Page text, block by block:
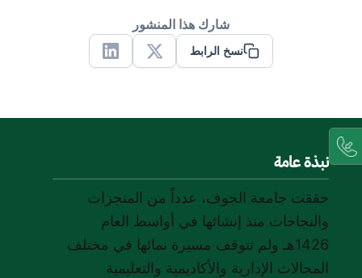
شارك هذا المنشور
نسخ الرابط
X
Linkedin
نبذة عامة
حققت جامعة الجوف، عدداً من المنجزات
والنجاحات منذ إنشائها في أواسط العام
1426هـ ولم تتوقف مسيرة نمائها في مختلف
المجالات الإدارية والأكاديمية والتعليمية